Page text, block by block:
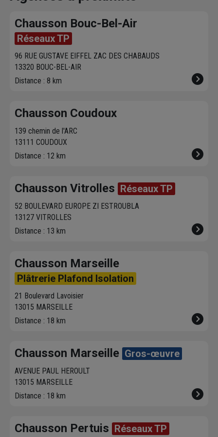
fixer le meilleur
livraison. Bonus :
Nous livrons jusqu'au
7ème étage.
sur chausson.fr.
heure plus tard.
Chausson Bouc-Bel-Air
Réseaux TP
96 RUE GUSTAVE EIFFEL ZAC DES CHABAUDS
13320 BOUC-BEL-AIR
Distance : 8 km
Chausson Coudoux
139 chemin de l'ARC
13111 COUDOUX
Distance : 12 km
Chausson Vitrolles Réseaux TP
52 BOULEVARD EUROPE ZI ESTROUBLA
13127 VITROLLES
Distance : 13 km
Chausson Marseille
Plâtrerie Plafond Isolation
21 Boulevard Lavoisier
13015 MARSEILLE
Distance : 18 km
Chausson Marseille Gros-œuvre
AVENUE PAUL HEROULT
13015 MARSEILLE
Distance : 18 km
Chausson Pertuis Réseaux TP